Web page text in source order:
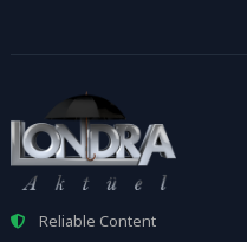
Reliable Content